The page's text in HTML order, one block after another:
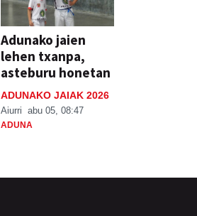
Adunako jaien
lehen txanpa,
asteburu honetan
ADUNAKO JAIAK 2026
Aiurri abu 05, 08:47
ADUNA